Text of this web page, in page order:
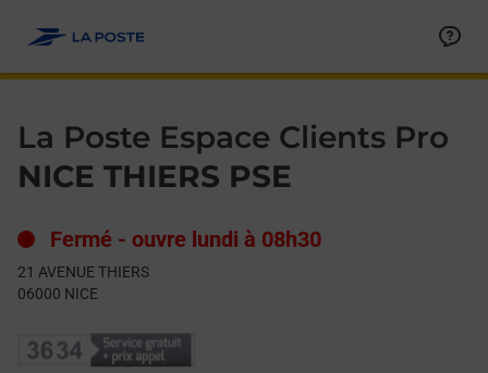
La Poste Espace Clients Pro
NICE THIERS PSE
Fermé - ouvre lundi à 08h30
21 AVENUE THIERS
06000 NICE